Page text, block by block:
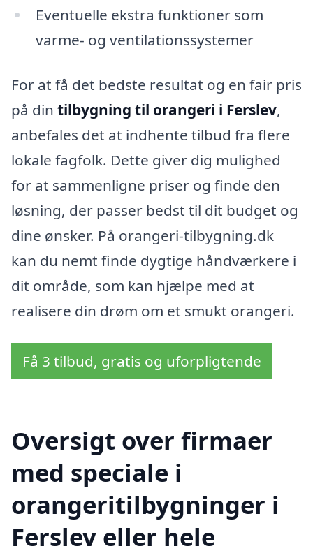
Eventuelle ekstra funktioner som
varme- og ventilationssystemer
For at få det bedste resultat og en fair pris
på din tilbygning til orangeri i Ferslev,
anbefales det at indhente tilbud fra flere
lokale fagfolk. Dette giver dig mulighed
for at sammenligne priser og finde den
løsning, der passer bedst til dit budget og
dine ønsker. På orangeri-tilbygning.dk
kan du nemt finde dygtige håndværkere i
dit område, som kan hjælpe med at
realisere din drøm om et smukt orangeri.
Få 3 tilbud, gratis og uforpligtende
Oversigt over firmaer
med speciale i
orangeritilbygninger i
Ferslev eller hele